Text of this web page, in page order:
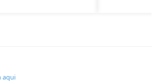
aqui